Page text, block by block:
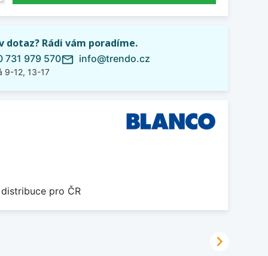
dotaz? Rádi vám poradíme.
731 979 570
9-12, 13-17
mail_outline info@trendo.cz
pro ČR
